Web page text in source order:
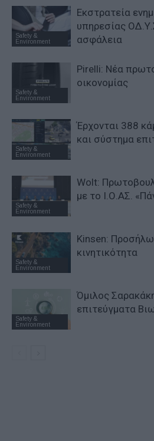
Safety &
Environment
Εκστρατεία
υπηρεσίας
ασφάλεια
Safety &
Environment
Pirelli: Νέα
οικονομίας
Safety &
Environment
Έρχονται 388
και σύστημα
Safety &
Environment
Wolt:
με το Ι.Ο.ΑΣ.
Safety &
Environment
Kinsen:
κινητικότητα
Safety &
Environment
Όμιλος
επιτεύγματα